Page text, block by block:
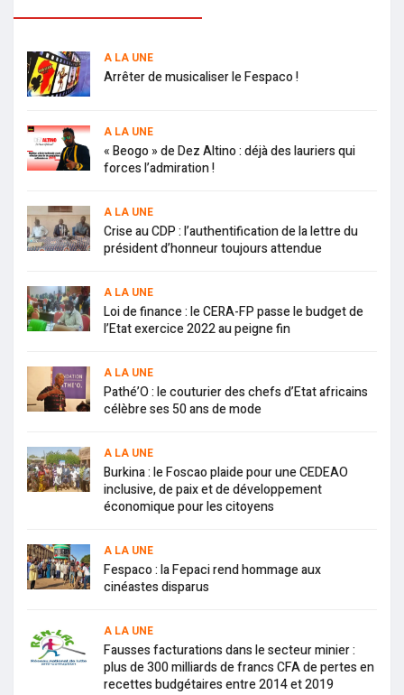
A LA UNE
Arrêter de musicaliser le Fespaco !
A LA UNE
« Beogo » de Dez Altino : déjà des lauriers qui
forces l’admiration !
A LA UNE
Crise au CDP : l’authentification de la lettre du
président d’honneur toujours attendue
A LA UNE
Loi de finance : le CERA-FP passe le budget de
l’Etat exercice 2022 au peigne fin
A LA UNE
Pathé’O : le couturier des chefs d’Etat africains
célèbre ses 50 ans de mode
A LA UNE
Burkina : le Foscao plaide pour une CEDEAO
inclusive, de paix et de développement
économique pour les citoyens
A LA UNE
Fespaco : la Fepaci rend hommage aux
cinéastes disparus
A LA UNE
Fausses facturations dans le secteur minier :
plus de 300 milliards de francs CFA de pertes en
recettes budgétaires entre 2014 et 2019